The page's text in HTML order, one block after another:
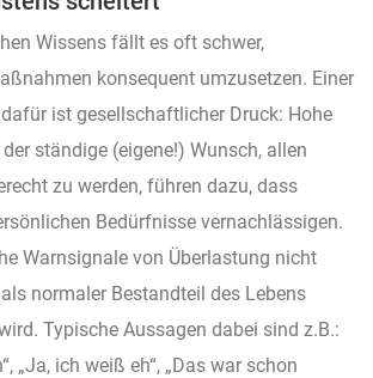
Wissens fällt es oft schwer,
konsequent umzusetzen. Einer
ist gesellschaftlicher Druck: Hohe
ständige (eigene!) Wunsch, allen
zu werden, führen dazu, dass
Bedürfnisse vernachlässigen.
Warnsignale von Überlastung nicht
normaler Bestandteil des Lebens
Typische Aussagen dabei sind z.B.:
„Ja, ich weiß eh“, „Das war schon